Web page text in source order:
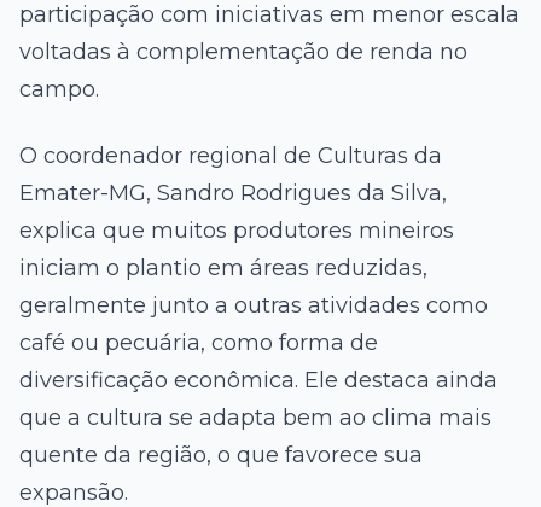
participação com iniciativas em menor escala
voltadas à complementação de renda no
campo.
O coordenador regional de Culturas da
Emater-MG, Sandro Rodrigues da Silva,
explica que muitos produtores mineiros
iniciam o plantio em áreas reduzidas,
geralmente junto a outras atividades como
café ou pecuária, como forma de
diversificação econômica. Ele destaca ainda
que a cultura se adapta bem ao clima mais
quente da região, o que favorece sua
expansão.